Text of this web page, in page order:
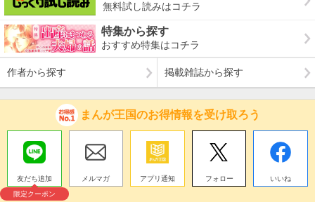
無料試し読みはコチラ
特集から探す
おすすめ特集はコチラ
作者から探す 掲載雑誌から探す
まんが王国のお得情報を受け取ろう
友だち追加
限定クーポン
メルマガ アプリ通知 フォロー いいね